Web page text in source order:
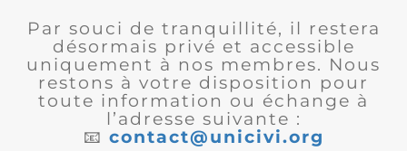
Par souci de tranquillité, il restera
désormais privé et accessible
uniquement à nos membres. Nous
restons à votre disposition pour
toute information ou échange à
l’adresse suivante :
📧 contact@unicivi.org